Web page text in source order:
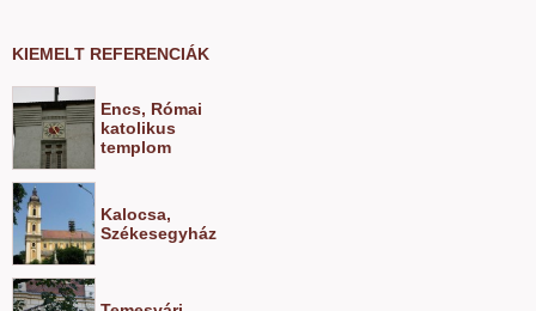
KIEMELT REFERENCIÁK
Encs, Római
katolikus
templom
Kalocsa,
Székesegyház